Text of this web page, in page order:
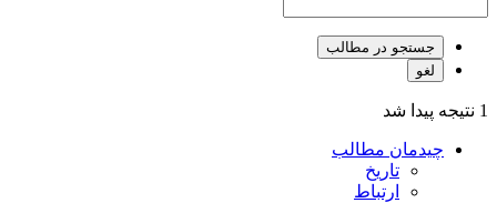
جستجو در مطالب
لغو
1 نتیجه پیدا شد
چیدمان مطالب
تاریخ
ارتباط